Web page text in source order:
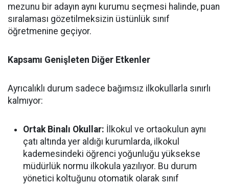
mezunu bir adayın aynı kurumu seçmesi halinde, puan
sıralaması gözetilmeksizin üstünlük sınıf
öğretmenine geçiyor.
Kapsamı Genişleten Diğer Etkenler
Ayrıcalıklı durum sadece bağımsız ilkokullarla sınırlı
kalmıyor:
Ortak Binalı Okullar: İlkokul ve ortaokulun aynı
çatı altında yer aldığı kurumlarda, ilkokul
kademesindeki öğrenci yoğunluğu yüksekse
müdürlük normu ilkokula yazılıyor. Bu durum
yönetici koltuğunu otomatik olarak sınıf